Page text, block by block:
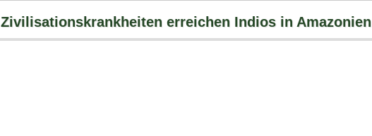
Zivilisationskrankheiten erreichen Indios in Amazonien